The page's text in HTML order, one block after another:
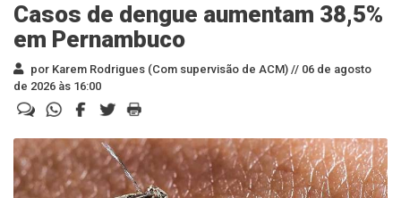
Casos de dengue aumentam 38,5%
em Pernambuco
por Karem Rodrigues (Com supervisão de ACM) // 06 de agosto
de 2026 às 16:00